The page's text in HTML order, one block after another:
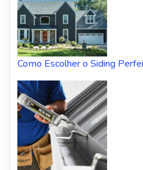
Como Escolher o Siding